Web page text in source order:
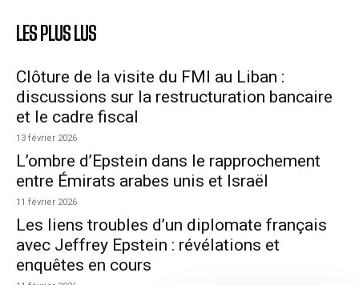
LES PLUS LUS
Clôture de la visite du FMI au Liban :
discussions sur la restructuration bancaire
et le cadre fiscal
13 février 2026
L’ombre d’Epstein dans le rapprochement
entre Émirats arabes unis et Israël
11 février 2026
Les liens troubles d’un diplomate français
avec Jeffrey Epstein : révélations et
enquêtes en cours